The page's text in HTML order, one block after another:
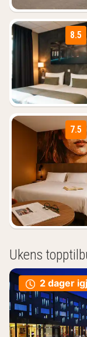
8.5
7.5
Ukens
2 dager